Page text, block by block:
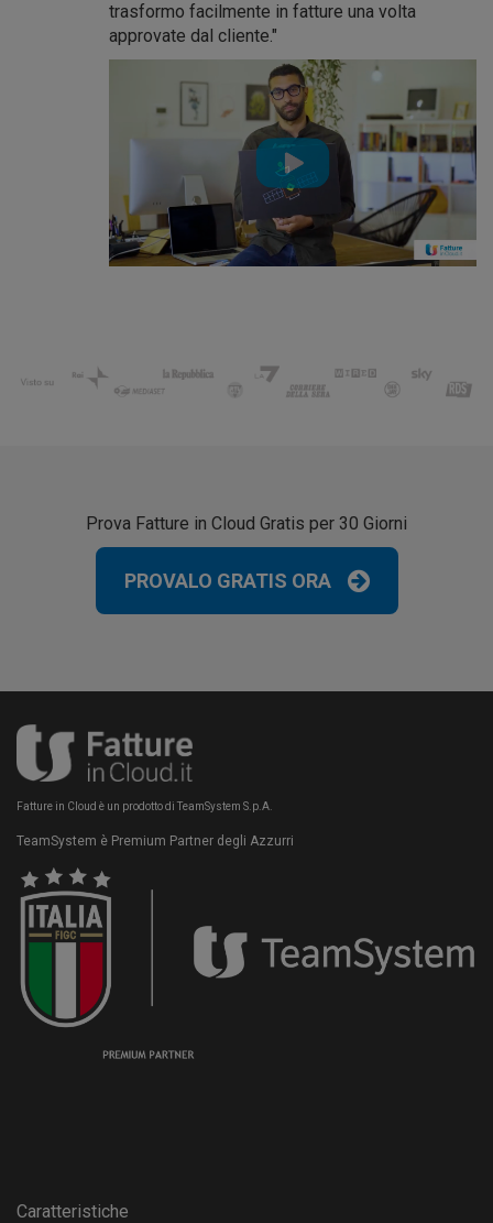
trasformo facilmente in fatture una volta
approvate dal cliente."
Prova Fatture in Cloud Gratis per 30 Giorni
PROVALO GRATIS ORA
Fatture in Cloud è un prodotto di TeamSystem S.p.A.
TeamSystem è Premium Partner degli Azzurri
Caratteristiche